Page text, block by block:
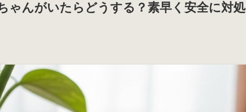
ゃんがいたらどうする？素早く安全に対処